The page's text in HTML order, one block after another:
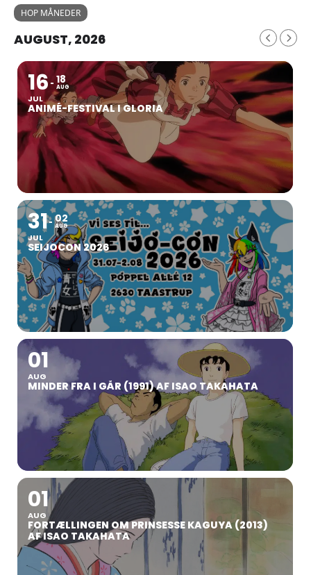
HOP MÅNEDER
AUGUST, 2026
16
JUL
18
AUG
ANIMÉ-FESTIVAL I GLORIA
31
JUL
02
AUG
SEIJOCON 2026
01
AUG
MINDER FRA I GÅR (1991) AF ISAO TAKAHATA
01
AUG
FORTÆLLINGEN OM PRINSESSE KAGUYA (2013)
AF ISAO TAKAHATA